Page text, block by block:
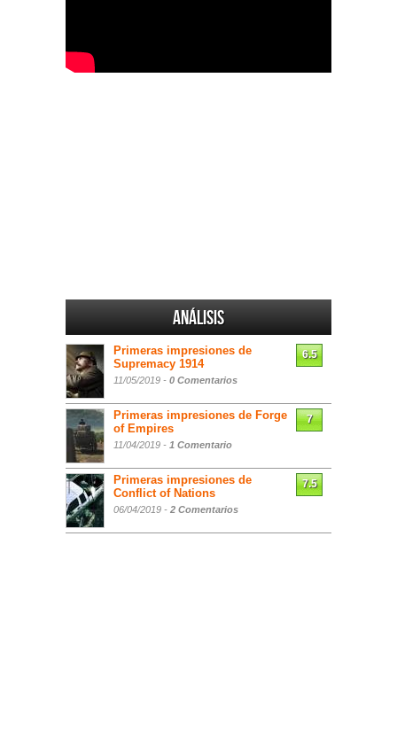
Análisis
Primeras impresiones de
Supremacy 1914
11/05/2019 - 0 Comentarios
6.5
Primeras impresiones de Forge
of Empires
11/04/2019 - 1 Comentario
7
Primeras impresiones de
Conflict of Nations
06/04/2019 - 2 Comentarios
7.5